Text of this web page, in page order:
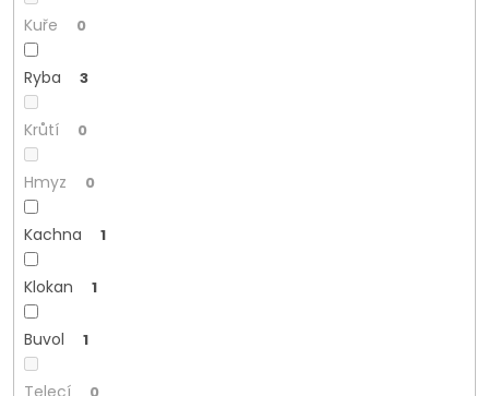
Kuře 0
Ryba 3
Krůtí 0
Hmyz 0
Kachna 1
Klokan 1
Buvol 1